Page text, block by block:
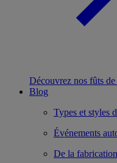
Découvrez nos fûts de
Blog
Types et styles
Événements
De la